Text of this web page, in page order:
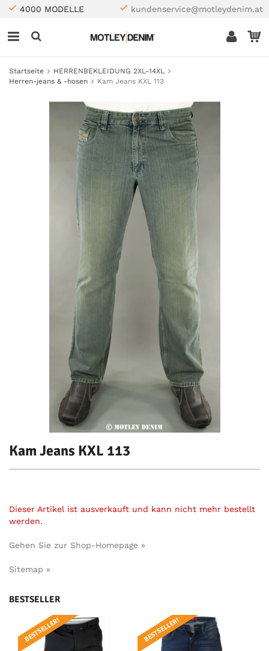
4000 MODELLE kundenservice@motleydenim.at
Startseite
HERRENBEKLEIDUNG 2XL-14XL
Herren-jeans & -hosen
Kam Jeans KXL 113
Kam Jeans KXL 113
Dieser Artikel ist ausverkauft und kann nicht mehr bestellt
werden.
Gehen Sie zur Shop-Homepage »
Sitemap »
BESTSELLER
BESTSELLER! BESTSELLER!